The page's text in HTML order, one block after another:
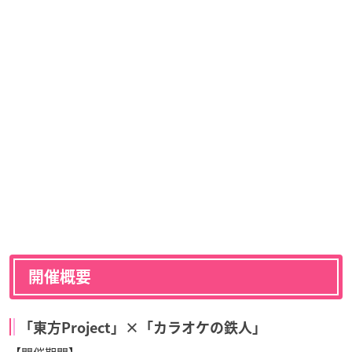
開催概要
「東方Project」×「カラオケの鉄人」